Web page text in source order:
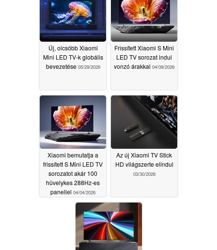
Új, olcsóbb Xiaomi
Mini LED TV-k globális
bevezetése 05/29/2026
Frissített Xiaomi S Mini
LED TV sorozat indul
vonzó árakkal 04/09/2026
Xiaomi bemutatja a
frissített S Mini LED TV
sorozatot akár 100
hüvelykes 288Hz-es
panellel 04/04/2026
Az új Xiaomi TV Stick
HD világszerte elindul
03/30/2026